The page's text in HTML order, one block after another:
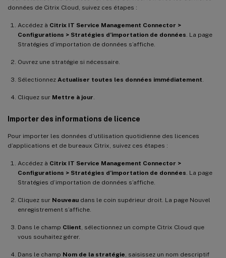
données de Citrix Cloud, suivez ces étapes :
Accédez à Citrix IT Service Management Connector >
Configurations > Stratégies d’importation de données. La page
Stratégies d’importation de données s’affiche.
Ouvrez une stratégie si nécessaire.
Sélectionnez Actualiser toutes les données immédiatement.
Cliquez sur Mettre à jour.
Importer des informations de licence
Pour importer les données d’utilisation quotidienne des licences
d’applications et de bureaux Citrix, suivez ces étapes :
Accédez à Citrix IT Service Management Connector >
Configurations > Stratégies d’importation de données. La page
Stratégies d’importation de données s’affiche.
Cliquez sur Nouveau dans le coin supérieur droit. La page Nouvel
enregistrement s’affiche.
Dans le champ Client, sélectionnez un compte Citrix Cloud que
vous souhaitez gérer.
Dans le champ Nom de la stratégie, saisissez un nom descriptif